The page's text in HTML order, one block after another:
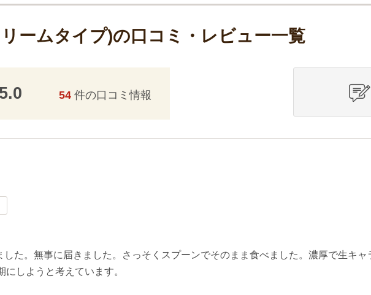
ームタイプ)の口コミ・レビュー一覧
5.0 54 件の口コミ情報
た。無事に届きました。さっそくスプーンでそのまま食べました。濃厚で生キ
しようと考えています。